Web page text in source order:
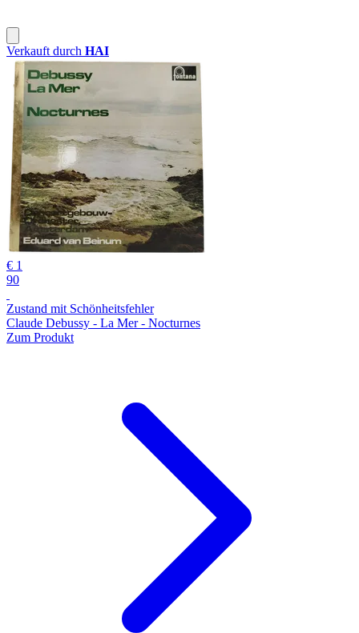
Verkauft durch HAI
€ 1
90
Zustand mit Schönheitsfehler
Claude Debussy - La Mer - Nocturnes
Zum Produkt